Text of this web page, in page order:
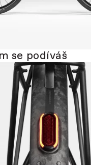
se podíváš